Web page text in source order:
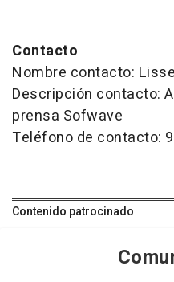
Contacto
Nombre contacto:
Descripción contacto:
prensa Sofwave
Teléfono de contacto:
Contenido patrocinado